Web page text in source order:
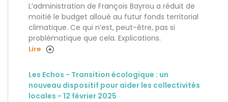
L’administration de François Bayrou a réduit de
moitié le budget alloué au futur fonds territorial
climatique. Ce qui n’est, peut-être, pas si
problématique que cela. Explications.
Lire
Les Echos - Transition écologique : un
nouveau dispositif pour aider les collectivités
locales - 12 février 2025